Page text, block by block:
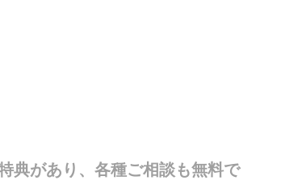
典があり、各種ご相談も無料で